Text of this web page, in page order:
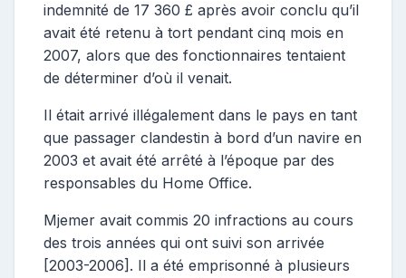
indemnité de 17 360 £ après avoir conclu qu’il
avait été retenu à tort pendant cinq mois en
2007, alors que des fonctionnaires tentaient
de déterminer d’où il venait.
Il était arrivé illégalement dans le pays en tant
que passager clandestin à bord d’un navire en
2003 et avait été arrêté à l’époque par des
responsables du Home Office.
Mjemer avait commis 20 infractions au cours
des trois années qui ont suivi son arrivée
[2003-2006]. Il a été emprisonné à plusieurs